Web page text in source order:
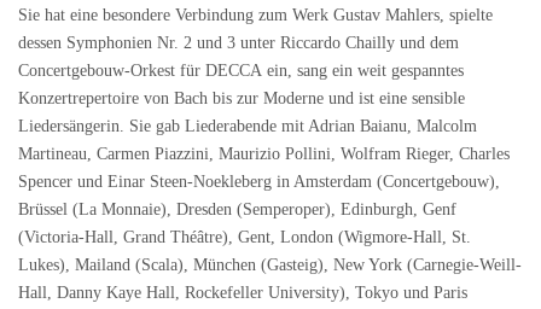
Sie hat eine besondere Verbindung zum Werk Gustav Mahlers, spielte
dessen Symphonien Nr. 2 und 3 unter Riccardo Chailly und dem
Concertgebouw-Orkest für DECCA ein, sang ein weit gespanntes
Konzertrepertoire von Bach bis zur Moderne und ist eine sensible
Liedersängerin. Sie gab Liederabende mit Adrian Baianu, Malcolm
Martineau, Carmen Piazzini, Maurizio Pollini, Wolfram Rieger, Charles
Spencer und Einar Steen-Noekleberg in Amsterdam (Concertgebouw),
Brüssel (La Monnaie), Dresden (Semperoper), Edinburgh, Genf
(Victoria-Hall, Grand Théâtre), Gent, London (Wigmore-Hall, St.
Lukes), Mailand (Scala), München (Gasteig), New York (Carnegie-Weill-
Hall, Danny Kaye Hall, Rockefeller University), Tokyo und Paris